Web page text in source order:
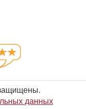
данных